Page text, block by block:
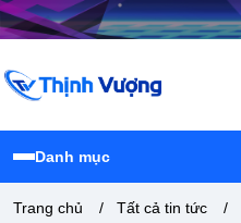
Danh mục
Trang chủ / Tất cả tin tức /